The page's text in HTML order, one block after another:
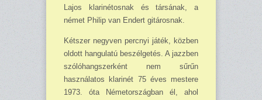
Lajos klarinétosnak és társának, a
német Philip van Endert gitárosnak.
Kétszer negyven percnyi játék, közben
oldott hangulatú beszélgetés. A jazzben
szólóhangszerként nem sűrűn
használatos klarinét 75 éves mestere
1973. óta Németországban él, ahol